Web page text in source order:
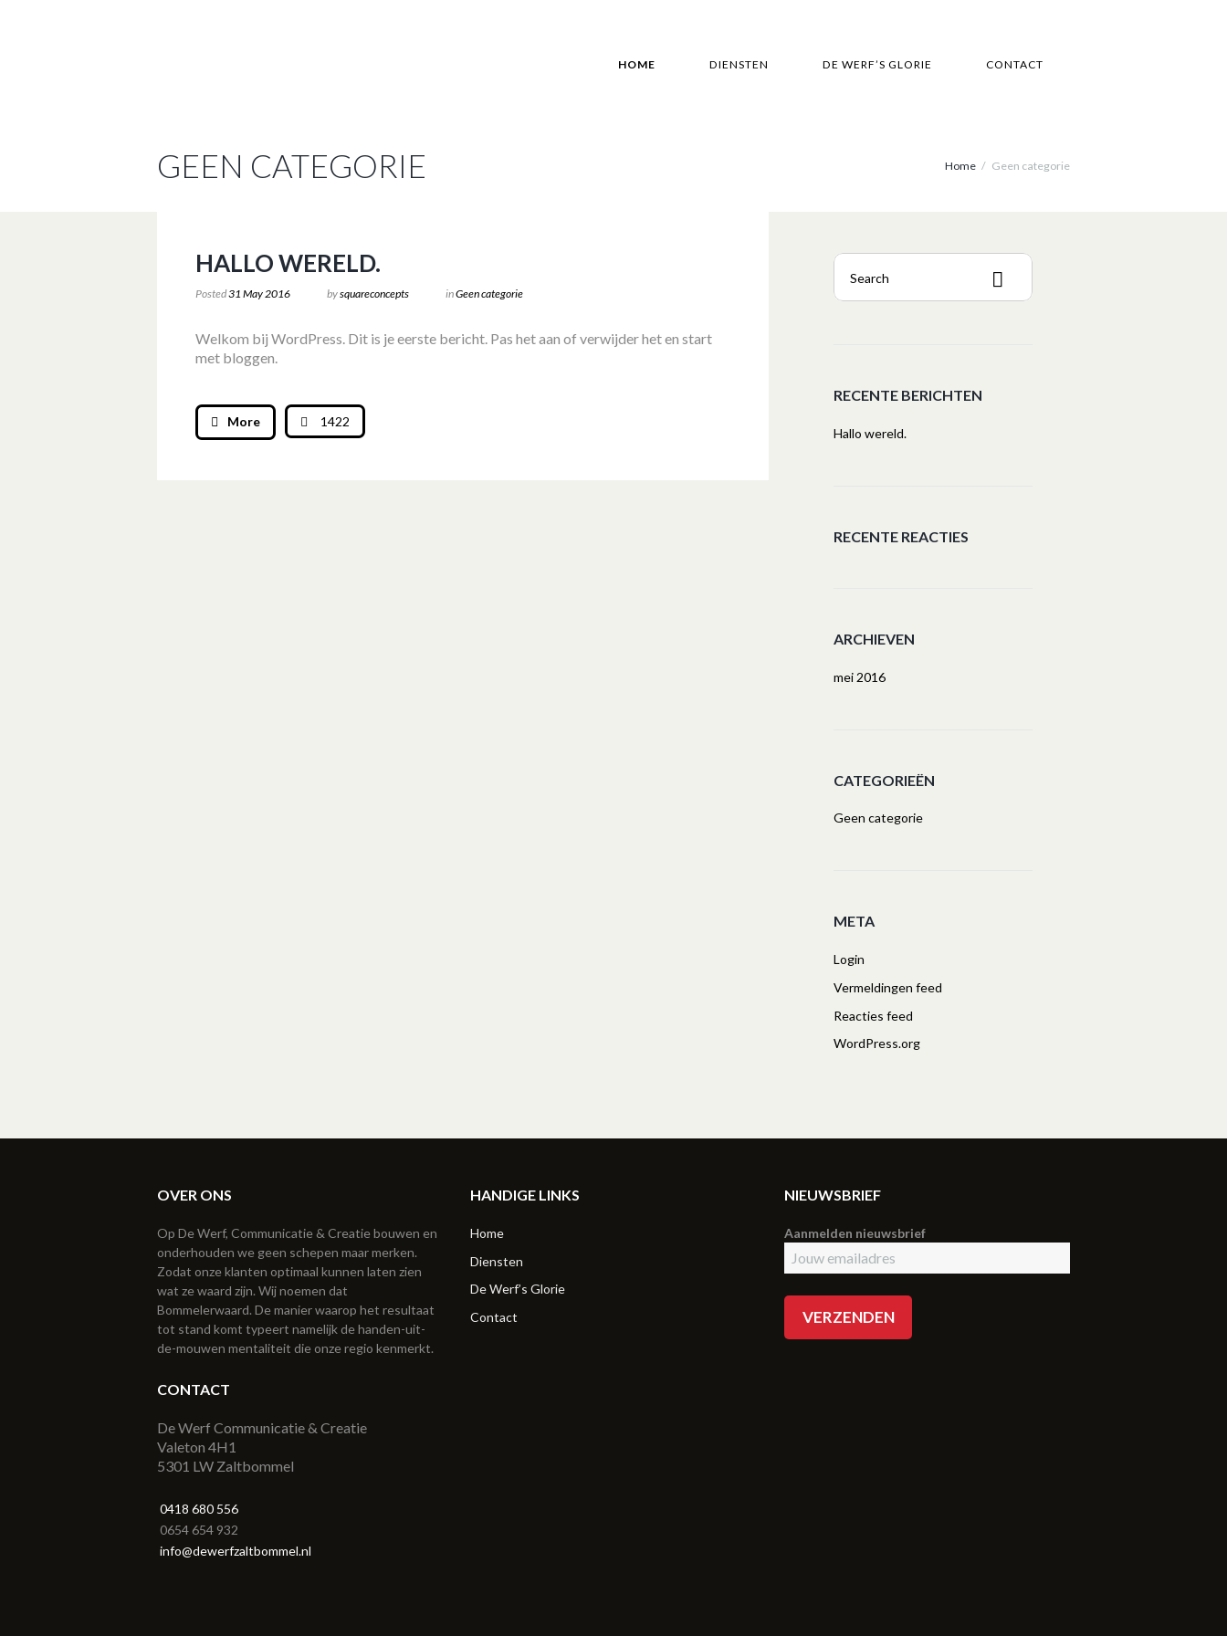
HOME DIENSTEN DE WERF’S GLORIE CONTACT
GEEN CATEGORIE Home Geen categorie
HALLO WERELD.
Posted31 May 2016 bysquareconcepts inGeen categorie
Welkom bij WordPress. Dit is je eerste bericht. Pas het aan of verwijder het en start
met bloggen.
More 1422
RECENTE BERICHTEN
Hallo wereld.
RECENTE REACTIES
ARCHIEVEN
mei 2016
CATEGORIEËN
Geen categorie
META
Login
Vermeldingen feed
Reacties feed
WordPress.org
OVER ONS
Op De Werf, Communicatie & Creatie bouwen en
onderhouden we geen schepen maar merken.
Zodat onze klanten optimaal kunnen laten zien
wat ze waard zijn. Wij noemen dat
Bommelerwaard. De manier waarop het resultaat
tot stand komt typeert namelijk de handen-uit-
de-mouwen mentaliteit die onze regio kenmerkt.
HANDIGE LINKS
Home
Diensten
De Werf’s Glorie
Contact
NIEUWSBRIEF
Aanmelden nieuwsbrief
CONTACT
De Werf Communicatie & Creatie
Valeton 4H1
5301 LW Zaltbommel
0418 680 556
0654 654 932
info@dewerfzaltbommel.nl